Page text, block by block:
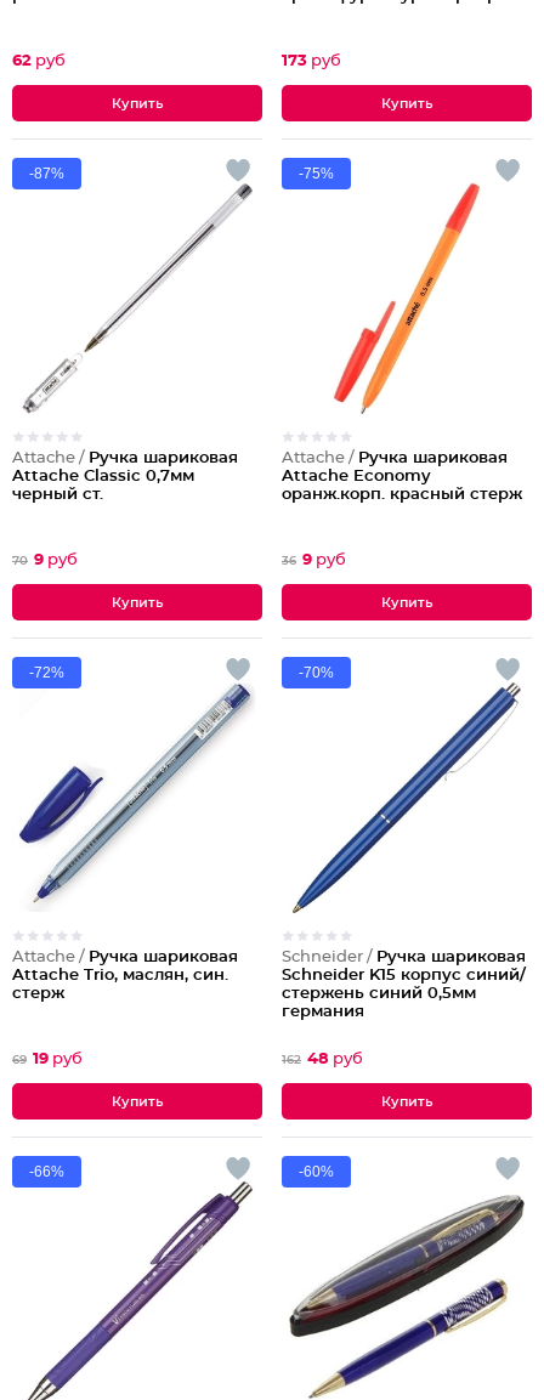
62 руб 173 руб
-87%
Attache / Ручка шариковая
Attache Classic 0,7мм
черный ст.
70 9 руб
-75%
Attache / Ручка шариковая
Attache Economy
оранж.корп. красный стерж
36 9 руб
-72%
Attache / Ручка шариковая
Attache Trio, маслян, син.
стерж
69 19 руб
-70%
Schneider / Ручка шариковая
Schneider K15 корпус синий/
стержень синий 0,5мм
германия
162 48 руб
-66% -60%